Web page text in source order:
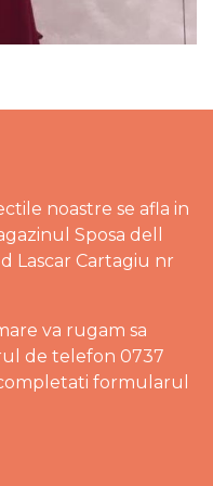
noastre se afla in
Sposa dell
Lascar Cartagiu nr
va rugam sa
de telefon 0737
formularul